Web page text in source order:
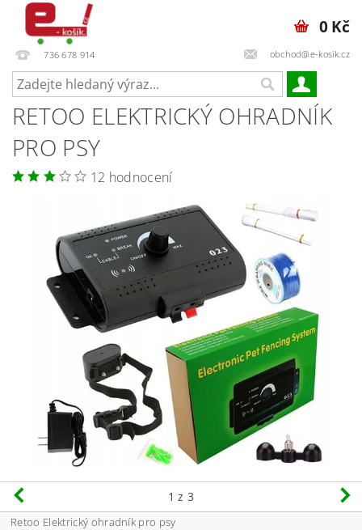
736 678 914 obchod@e-kosik.cz
0 Kč
RETOO ELEKTRICKÝ OHRADNÍK
PRO PSY
12 hodnocení
1 z 3
Retoo Elektrický ohradník pro psy